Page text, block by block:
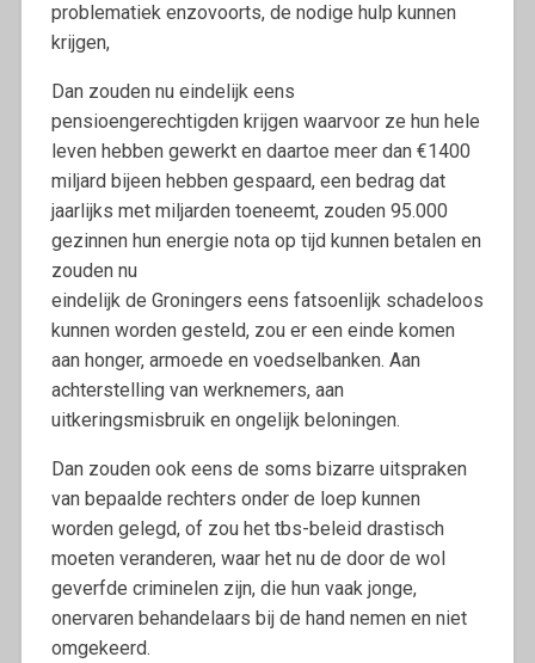
problematiek enzovoorts, de nodige hulp kunnen
krijgen,
Dan zouden nu eindelijk eens
pensioengerechtigden krijgen waarvoor ze hun hele
leven hebben gewerkt en daartoe meer dan €1400
miljard bijeen hebben gespaard, een bedrag dat
jaarlijks met miljarden toeneemt, zouden 95.000
gezinnen hun energie nota op tijd kunnen betalen en
zouden nu
eindelijk de Groningers eens fatsoenlijk schadeloos
kunnen worden gesteld, zou er een einde komen
aan honger, armoede en voedselbanken. Aan
achterstelling van werknemers, aan
uitkeringsmisbruik en ongelijk beloningen.
Dan zouden ook eens de soms bizarre uitspraken
van bepaalde rechters onder de loep kunnen
worden gelegd, of zou het tbs-beleid drastisch
moeten veranderen, waar het nu de door de wol
geverfde criminelen zijn, die hun vaak jonge,
onervaren behandelaars bij de hand nemen en niet
omgekeerd.